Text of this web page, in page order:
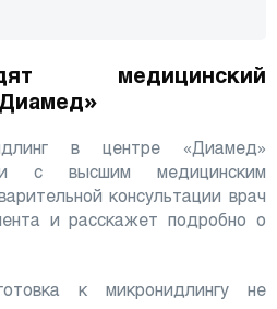
медицинский
в центре «Диамед»
с высшим медицинским
консультации врач
и расскажет подробно о
к микронидлингу не